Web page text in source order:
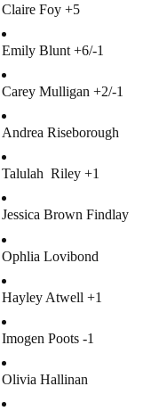
Claire Foy +5
Emily Blunt +6/-1
Carey Mulligan +2/-1
Andrea Riseborough
Talulah Riley +1
Jessica Brown Findlay
Ophlia Lovibond
Hayley Atwell +1
Imogen Poots -1
Olivia Hallinan